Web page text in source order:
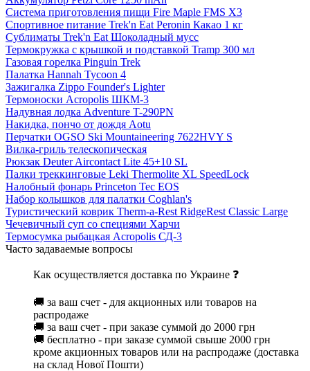
Система приготовления пищи Fire Maple FMS X3
Спортивное питание Trek'n Eat Peronin Какао 1 кг
Сублиматы Trek'n Eat Шоколадный мусс
Термокружка с крышкой и подставкой Tramp 300 мл
Газовая горелка Pinguin Trek
Палатка Hannah Tycoon 4
Зажигалка Zippo Founder's Lighter
Термоноски Acropolis ШКМ-3
Надувная лодка Adventure T-290PN
Накидка, пончо от дождя Aotu
Перчатки OGSO Ski Mountaineering 7622HVY S
Вилка-гриль телескопическая
Рюкзак Deuter Aircontact Lite 45+10 SL
Палки треккинговые Leki Thermolite XL SpeedLock
Налобный фонарь Princeton Tec EOS
Набор колышков для палатки Coghlan's
Туристический коврик Therm-a-Rest RidgeRest Classic Large
Чечевичный суп со специями Харчи
Термосумка рыбацкая Acropolis СД-3
Часто задаваемые вопросы
Как осуществляется доставка по Украине ❓
🚚 за ваш счет - для акционных или товаров на
распродаже
🚚 за ваш счет - при заказе суммой до 2000 грн
🚚 бесплатно - при заказе суммой свыше 2000 грн
кроме акционных товаров или на распродаже (доставка
на склад Нової Пошти)